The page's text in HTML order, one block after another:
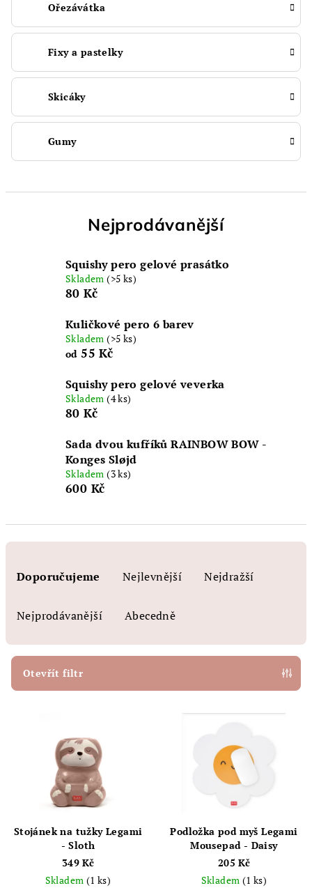
Ořezávátka
Fixy a pastelky
Skicáky
Gumy
Nejprodávanější
Squishy pero gelové prasátko
Skladem(>5 ks)
80 Kč
Kuličkové pero 6 barev
Skladem(>5 ks)
od55 Kč
Squishy pero gelové veverka
Skladem(4 ks)
80 Kč
Sada dvou kufříků RAINBOW BOW -
Konges Sløjd
Skladem(3 ks)
600 Kč
r
Doporučujeme Nejlevnější Nejdražší
Nejprodávanější Abecedně
Otevřít filtr
Stojánek na tužky Legami
- Sloth
349 Kč
Skladem (1 ks)
Podložka pod myš Legami
Mousepad - Daisy
205 Kč
Skladem (1 ks)